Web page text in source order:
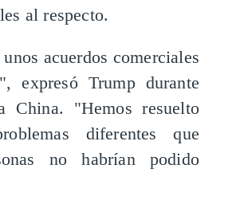
al respecto.
acuerdos comerciales
expresó Trump durante
China. "Hemos resuelto
diferentes que
no habrían podido